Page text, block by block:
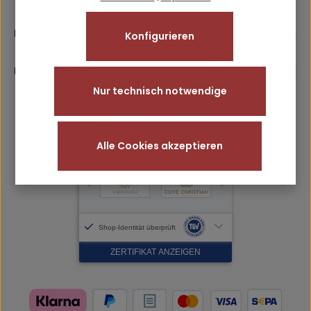
genommen und dieAGBgelesen und bin mit ihnen
einverstanden.
Rechtliches
Informationen
Nur technisch notwendige
Konfigurieren
Alle Cookies akzeptieren